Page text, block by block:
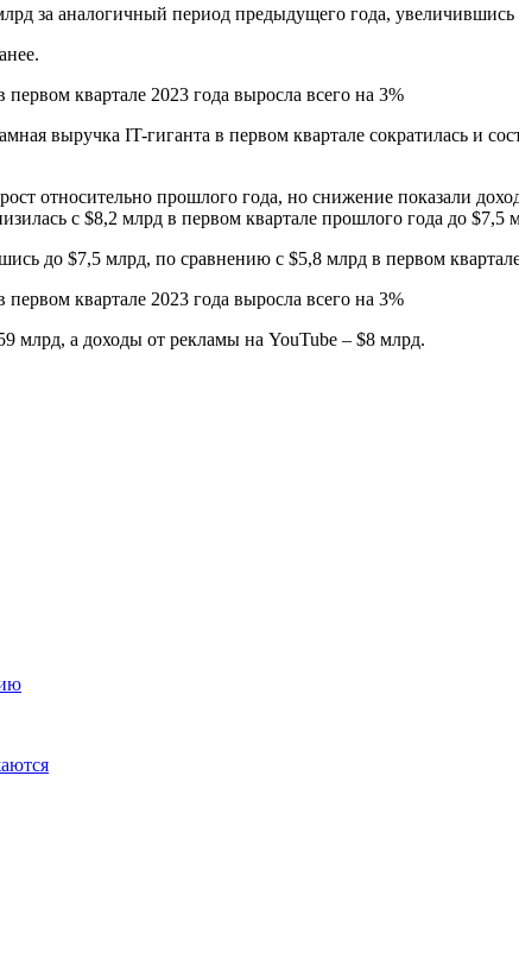
за аналогичный период предыдущего года, увеличившись
выручка IT-гиганта в первом квартале сократилась и
относительно прошлого года, но снижение показали
с $8,2 млрд в первом квартале прошлого года до $7,5
до $7,5 млрд, по сравнению с $5,8 млрд в первом
млрд, а доходы от рекламы на YouTube – $8 млрд.